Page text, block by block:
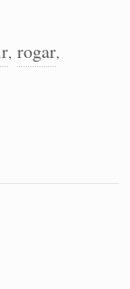
, rogar,